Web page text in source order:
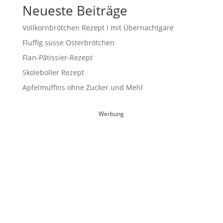
Neueste Beiträge
Vollkornbrötchen Rezept I mit Übernachtgare
Fluffig süsse Osterbrötchen
Flan-Pâtissier-Rezept
Skoleboller Rezept
Apfelmuffins ohne Zucker und Mehl
Werbung